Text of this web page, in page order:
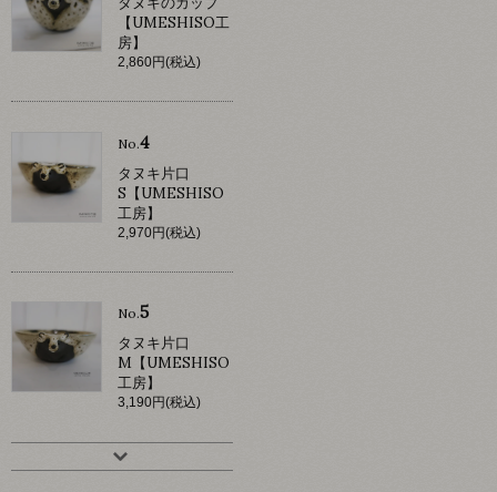
【UMESHISO工
房】
2,860円(税込)
No.4
タヌキ片口
S【UMESHISO
工房】
2,970円(税込)
No.5
タヌキ片口
M【UMESHISO
工房】
3,190円(税込)